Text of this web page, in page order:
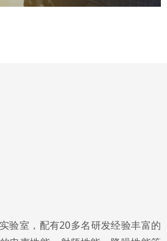
验室，配有20多名研发经验丰富的